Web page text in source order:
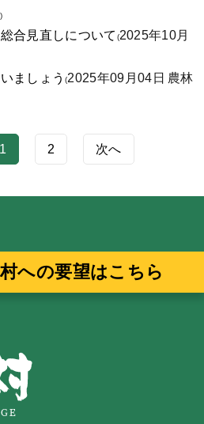
)
合見直しについて (2025年10月
ましょう(2025年09月04日 農林
1 2 次へ
村への要望はこちら